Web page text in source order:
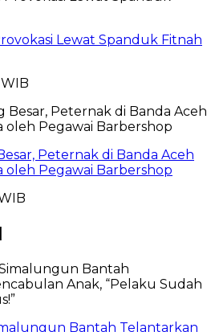
Lewat Spanduk Fitnah
Peternak di Banda Aceh
Pegawai Barbershop
Bantah Telantarkan